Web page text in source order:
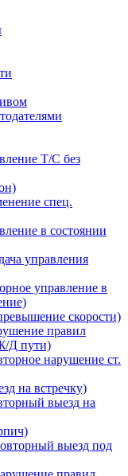
Т/С без
спец.
в состоянии
управления
управление в
скорости)
правил
Д пути)
нарушение ст.
на встречку)
выезд на
выезд под